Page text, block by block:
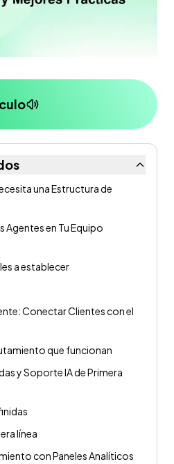
una Estructura de
Agentes en Tu Equipo
a establecer
Conectar Clientes con el
que funcionan
y Soporte IA de Primera
línea
con Paneles Analíticos